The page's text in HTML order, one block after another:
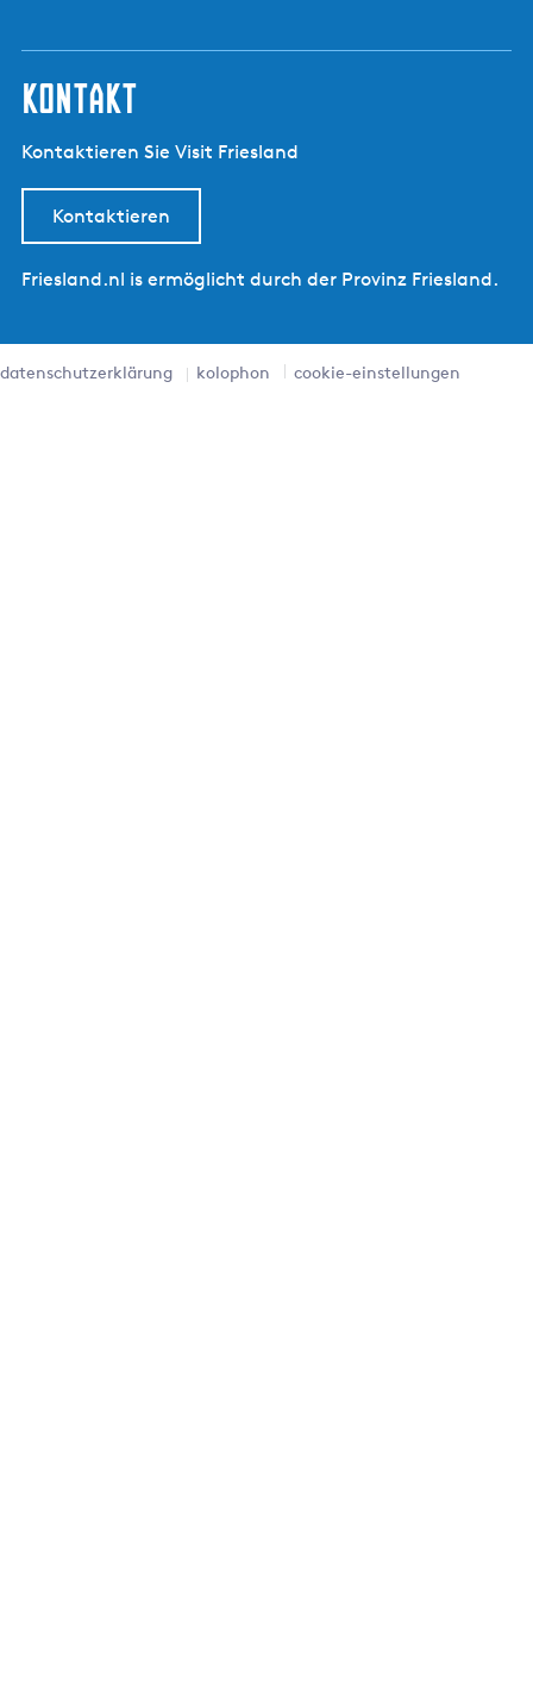
kontakt
Kontaktieren Sie Visit Friesland
Kontaktieren
Friesland.nl is ermöglicht durch der Provinz Friesland.
datenschutzerklärung kolophon cookie-einstellungen